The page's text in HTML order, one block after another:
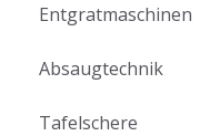
Entgratmaschinen
Absaugtechnik
Tafelschere